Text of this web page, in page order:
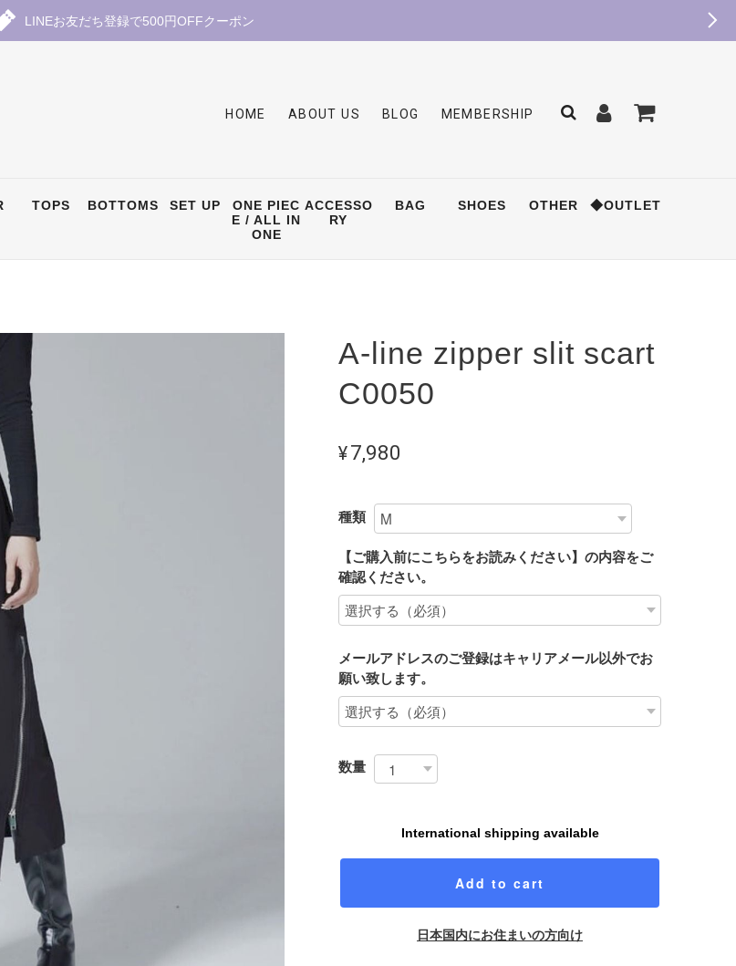
LINEお友だち登録で500円OFFクーポン
HOME ABOUT US BLOG MEMBERSHIP
TOPS BOTTOMS SET UP
ONE PIEC
E / ALL IN
ONE
ACCESSO
RY
BAG SHOES OTHER ◆OUTLET
A-line zipper slit scart
C0050
¥7,980
種類
【ご購入前にこちらをお読みください】の内容をご
確認ください。
メールアドレスのご登録はキャリアメール以外でお
願い致します。
数量
International shipping available
Add to cart
日本国内にお住まいの方向け